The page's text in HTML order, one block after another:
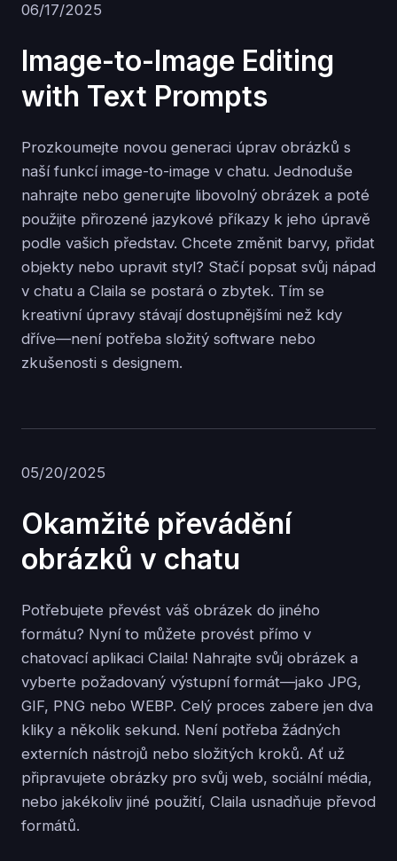
06/17/2025
Image-to-Image Editing
with Text Prompts
Prozkoumejte novou generaci úprav obrázků s
naší funkcí image-to-image v chatu. Jednoduše
nahrajte nebo generujte libovolný obrázek a poté
použijte přirozené jazykové příkazy k jeho úpravě
podle vašich představ. Chcete změnit barvy, přidat
objekty nebo upravit styl? Stačí popsat svůj nápad
v chatu a Claila se postará o zbytek. Tím se
kreativní úpravy stávají dostupnějšími než kdy
dříve—není potřeba složitý software nebo
zkušenosti s designem.
05/20/2025
Okamžité převádění
obrázků v chatu
Potřebujete převést váš obrázek do jiného
formátu? Nyní to můžete provést přímo v
chatovací aplikaci Claila! Nahrajte svůj obrázek a
vyberte požadovaný výstupní formát—jako JPG,
GIF, PNG nebo WEBP. Celý proces zabere jen dva
kliky a několik sekund. Není potřeba žádných
externích nástrojů nebo složitých kroků. Ať už
připravujete obrázky pro svůj web, sociální média,
nebo jakékoliv jiné použití, Claila usnadňuje převod
formátů.